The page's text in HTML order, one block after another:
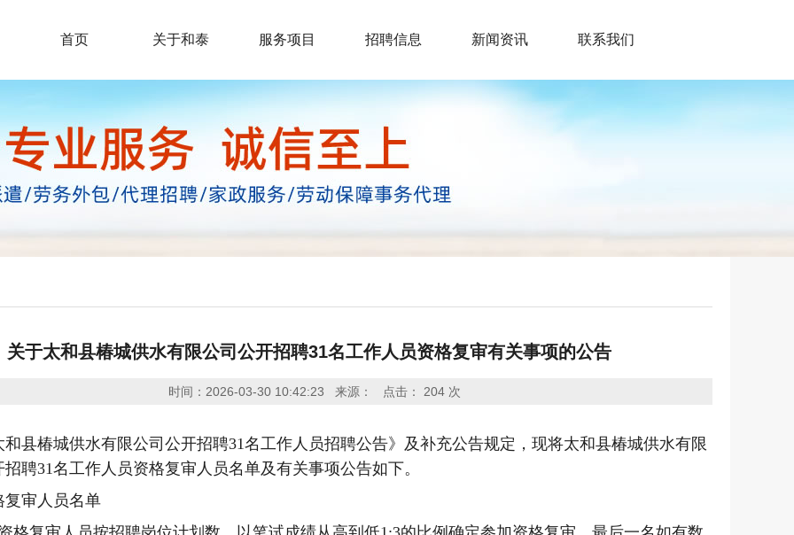
首页 关于和泰 服务项目 招聘信息 新闻资讯 联系我们
关于太和县椿城供水有限公司公开招聘31名工作人员资格复审有关事项的公告
时间：2026-03-30 10:42:23 来源： 点击： 204 次
和县椿城供水有限公司公开招聘31名工作人员招聘公告》及补充公告规定，现将太和县椿城供水有限
招聘31名工作人员资格复审人员名单及有关事项公告如下。
复审人员名单